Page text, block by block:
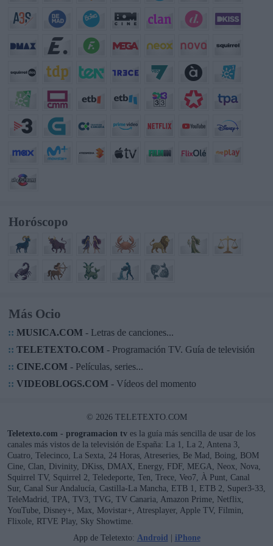
Horóscopo
Más Ocio
:: MUSICA.COM- Letras de canciones...
:: TELETEXTO.COM- Programación TV. Guía de televisión
:: CINE.COM- Películas, series...
:: VIDEOBLOGS.COM- Vídeos del momento
© 2026 TELETEXTO.COM
Teletexto.com - programacion tv es la guía más sencilla de usar de los
canales más vistos de la televisión de España: La 1, La 2, Antena 3,
Cuatro, Telecinco, La Sexta, 24 Horas, Atreseries, Be Mad, Boing, BOM
Cine, Clan, Divinity, DKiss, DMAX, Energy, FDF, MEGA, Neox, Nova,
Squirrel TV, Squirrel 2, Teledeporte, Ten, Trece, Veo7, À Punt, Canal
Sur, Canal Sur Andalucía, Castilla-La Mancha, ETB 1, ETB 2, Super3-33,
TeleMadrid, TPA, TV3, TVG, TV Canaria, Amazon Prime, Netflix,
YouTube, Disney+, Max, Movistar+, Atresplayer, Apple TV, Filmin,
Flixole, RTVE Play, Sky Showtime.
App de Teletexto: Android | iPhone